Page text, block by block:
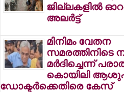
ജില്ലകളില്‍
അലര്‍ട്ട്
മിനിമം വേതന
സമരത്തിനിടെ
മര്‍ദിച്ചെന്ന്
കൊയിലി
ഡോക്ടര്‍ക്കെതിരെ കേസ്